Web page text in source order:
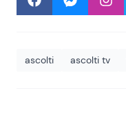
ascolti ascolti tv